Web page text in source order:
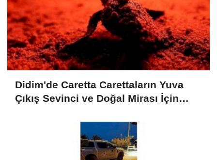
Didim'de Caretta Carettaların Yuva
Çıkış Sevinci ve Doğal Mirası İçin